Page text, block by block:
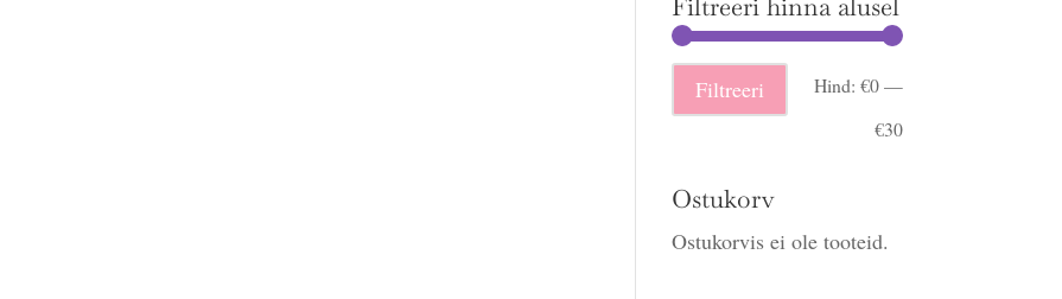
Filtreeri hinna alusel
Minimaalne
hind
Maksimaalne
hind
Filtreeri Hind: €0—
€30
Ostukorv
Ostukorvis ei ole tooteid.